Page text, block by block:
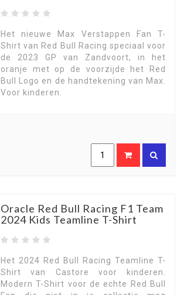
Het nieuwe Max Verstappen Fan T-
Shirt van Red Bull Racing speciaal voor
de 2023 GP van Zandvoort, in het
oranje met op de voorzijde het Red
Bull Logo en de handtekening van Max.
Voor kinderen.
Oracle Red Bull Racing F1 Team
2024 Kids Teamline T-Shirt
Het 2024 Red Bull Racing Teamline T-
Shirt van Castore voor kinderen.
Modern T-Shirt voor de echte Red Bull